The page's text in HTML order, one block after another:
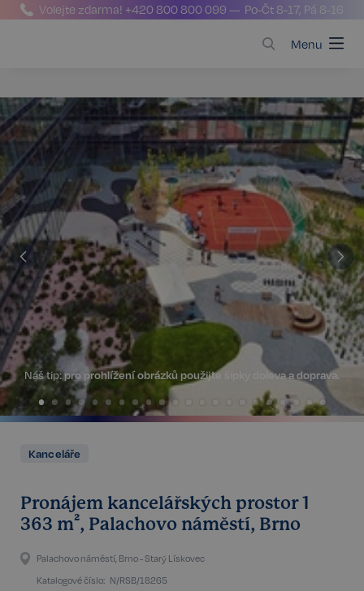
Volejte zdarma!+420 800 800 099 — Po-Čt 8-17, Pá 8-16
Menu
Náš tip:pro prohlížení obrázků použijte šipky doleva a doprava.
Kanceláře
Pronájem kancelářských prostor 1
363 m², Palachovo náměstí, Brno
Palachovo náměstí, Brno - Starý Lískovec
Katalogové číslo: N/RSB/18265